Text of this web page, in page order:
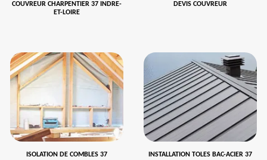
COUVREUR CHARPENTIER 37 INDRE-
ET-LOIRE
DEVIS COUVREUR
ISOLATION DE COMBLES 37 INSTALLATION TOLES BAC-ACIER 37